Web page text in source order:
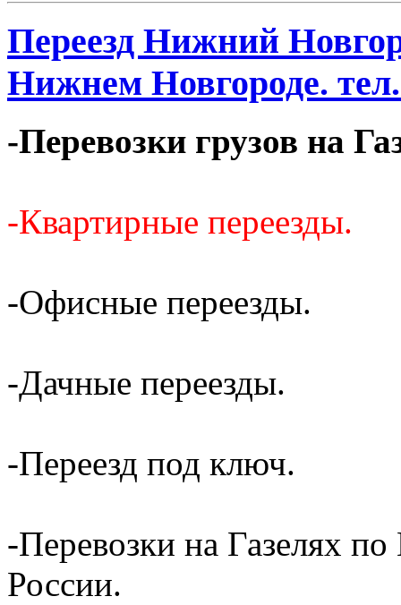
Переезд Нижний
Нижнем Новгороде.
-Перевозки грузов на
-Квартирные переезды.
-Офисные переезды.
-Дачные переезды.
-Переезд под ключ.
-Перевозки на Газелях
России.